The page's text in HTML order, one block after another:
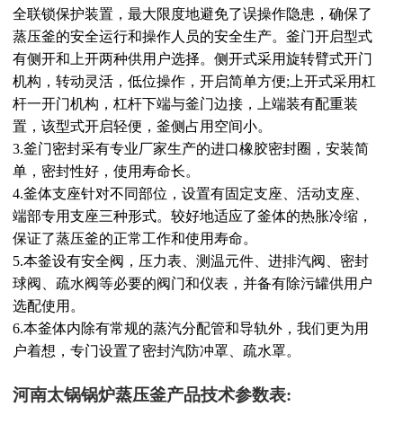
全联锁保护装置，最大限度地避免了误操作隐患，确保了
蒸压釜的安全运行和操作人员的安全生产。釜门开启型式
有侧开和上开两种供用户选择。侧开式采用旋转臂式开门
机构，转动灵活，低位操作，开启简单方便;上开式采用杠
杆一开门机构，杠杆下端与釜门边接，上端装有配重装
置，该型式开启轻便，釜侧占用空间小。
3.釜门密封采有专业厂家生产的进口橡胶密封圈，安装简
单，密封性好，使用寿命长。
4.釜体支座针对不同部位，设置有固定支座、活动支座、
端部专用支座三种形式。较好地适应了釜体的热胀冷缩，
保证了蒸压釜的正常工作和使用寿命。
5.本釜设有安全阀，压力表、测温元件、进排汽阀、密封
球阀、疏水阀等必要的阀门和仪表，并备有除污罐供用户
选配使用。
6.本釜体内除有常规的蒸汽分配管和导轨外，我们更为用
户着想，专门设置了密封汽防冲罩、疏水罩。
河南太锅锅炉蒸压釜产品技术参数表: